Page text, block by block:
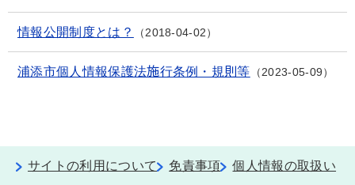
情報公開制度とは？ 2018-04-02
浦添市個人情報保護法施行条例・規則等 2023-05-09
サイトの利用について 免責事項
個人情報の取扱い